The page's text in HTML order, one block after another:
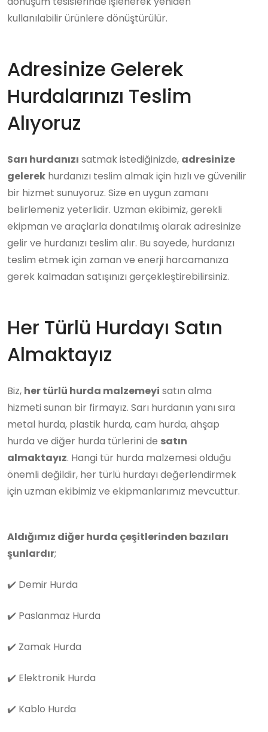
kullanılabilir ürünlere dönüştürülür.
Adresinize Gelerek
Hurdalarınızı Teslim
Alıyoruz
Sarı hurdanızı satmak istediğinizde, adresinize
gelerek hurdanızı teslim almak için hızlı ve güvenilir
bir hizmet sunuyoruz. Size en uygun zamanı
belirlemeniz yeterlidir. Uzman ekibimiz, gerekli
ekipman ve araçlarla donatılmış olarak adresinize
gelir ve hurdanızı teslim alır. Bu sayede, hurdanızı
teslim etmek için zaman ve enerji harcamanıza
gerek kalmadan satışınızı gerçekleştirebilirsiniz.
Her Türlü Hurdayı Satın
Almaktayız
Biz, her türlü hurda malzemeyi satın alma
hizmeti sunan bir firmayız. Sarı hurdanın yanı sıra
metal hurda, plastik hurda, cam hurda, ahşap
hurda ve diğer hurda türlerini de satın
almaktayız. Hangi tür hurda malzemesi olduğu
önemli değildir, her türlü hurdayı değerlendirmek
için uzman ekibimiz ve ekipmanlarımız mevcuttur.
Aldığımız diğer hurda çeşitlerinden bazıları
şunlardır;
✔️ Demir Hurda
✔️ Paslanmaz Hurda
✔️ Zamak Hurda
✔️ Elektronik Hurda
✔️ Kablo Hurda